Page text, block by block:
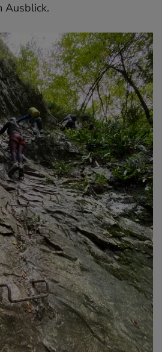
Ausblick.